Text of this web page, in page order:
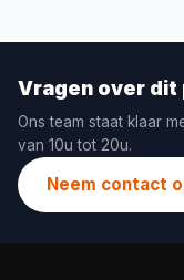
Vragen over dit
Ons team staat klaar
van 10u tot 20u.
Neem contact